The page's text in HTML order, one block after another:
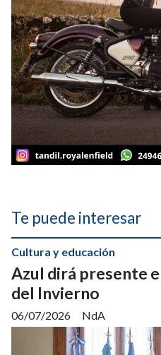
Te puede interesar
Azul dirá presente
del Invierno
NdA
Cultura y educación
06/07/2026